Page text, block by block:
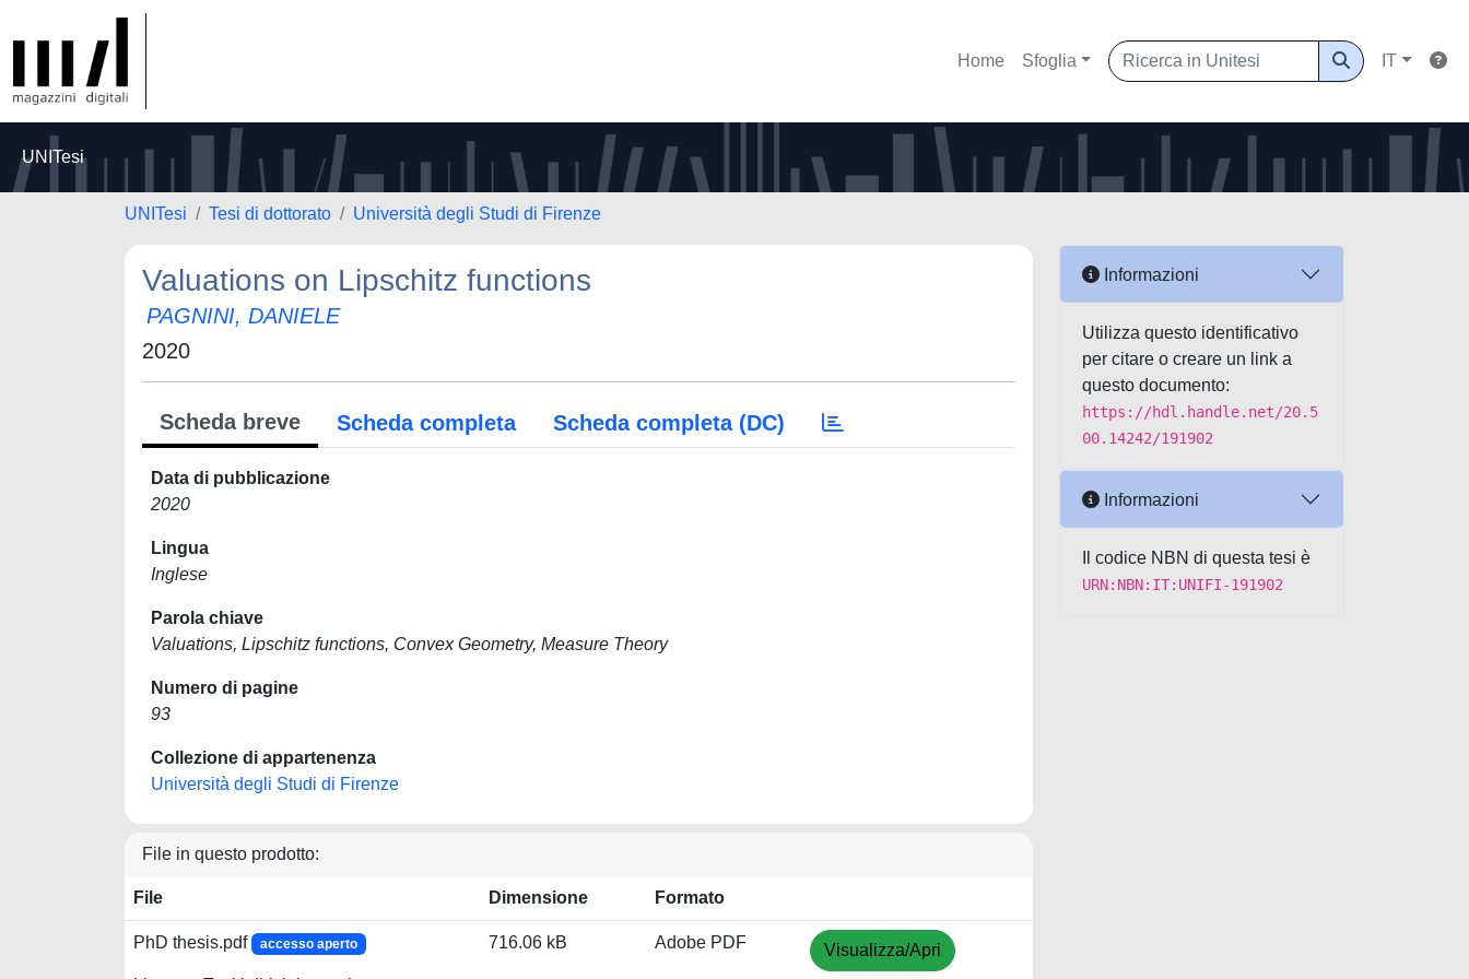
Home Sfoglia IT
UNITesi
UNITesi Tesi di dottorato Università degli Studi di Firenze
Valuations on Lipschitz functions
PAGNINI, DANIELE
2020
Scheda breve Scheda completa Scheda completa (DC)
Data di pubblicazione
2020
Lingua
Inglese
Parola chiave
Valuations, Lipschitz functions, Convex Geometry, Measure Theory
Numero di pagine
93
Collezione di appartenenza
Università degli Studi di Firenze
File in questo prodotto:
File Dimensione Formato
PhD thesis.pdf accesso aperto 716.06 kB Adobe PDF Visualizza/Apri
Informazioni
Utilizza questo identificativo
per citare o creare un link a
questo documento:
https://hdl.handle.net/20.5
00.14242/191902
Informazioni
Il codice NBN di questa tesi è
URN:NBN:IT:UNIFI-191902